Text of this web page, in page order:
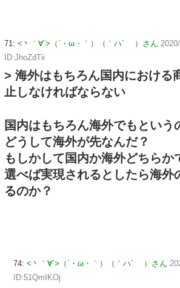
71: <丶｀∀´>（´・ω・｀）（｀ハ´ ）さん
ID:JhoZdTii
> 海外はもちろん国内における
止しなければならない
国内はもちろん海外でもという
どうして海外が先なんだ？
もしかして国内か海外どちらか
選べば実現されるとしたら海外
るのか？
74: <丶｀∀´>（´・ω・｀）（｀ハ´ ）さん
ID:51QmIKOj